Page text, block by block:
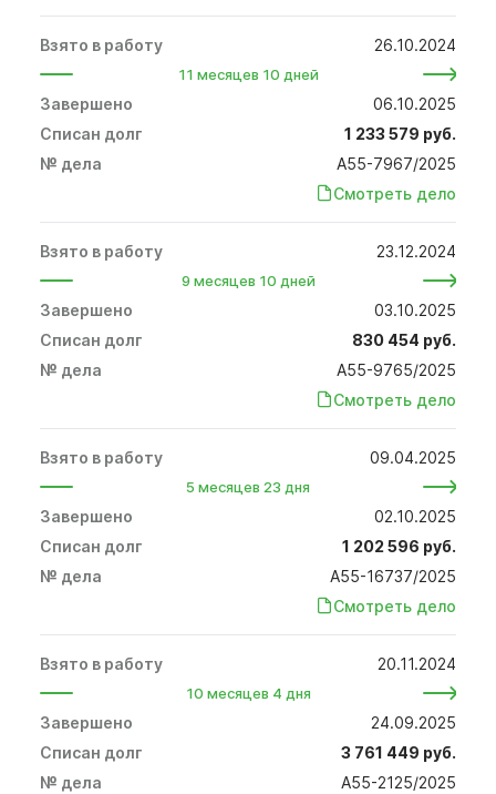
26.10.2024
11 месяцев 10 дней
06.10.2025
1 233 579 руб.
А55-7967/2025
Смотреть дело
23.12.2024
9 месяцев 10 дней
03.10.2025
830 454 руб.
А55-9765/2025
Смотреть дело
09.04.2025
5 месяцев 23 дня
02.10.2025
1 202 596 руб.
А55-16737/2025
Смотреть дело
20.11.2024
10 месяцев 4 дня
24.09.2025
3 761 449 руб.
А55-2125/2025